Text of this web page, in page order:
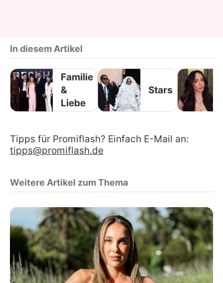
In diesem Artikel
Familie
&
Liebe
Stars
Tipps für Promiflash? Einfach E-Mail an:
tipps@promiflash.de
Weitere Artikel zum Thema